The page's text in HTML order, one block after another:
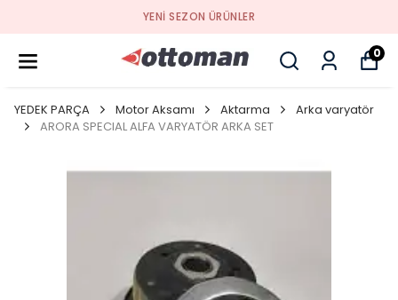
YENI SEZON ÜRÜNLER
0
YEDEK PARÇA Motor Aksamı Aktarma
Arka varyatör
ARORA SPECIAL ALFA VARYATÖR ARKA SET